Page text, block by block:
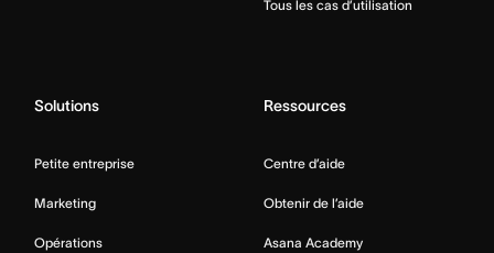
Tous les cas d’utilisation
Solutions
Petite entreprise
Marketing
Opérations
Ressources
Centre d’aide
Obtenir de l’aide
Asana Academy